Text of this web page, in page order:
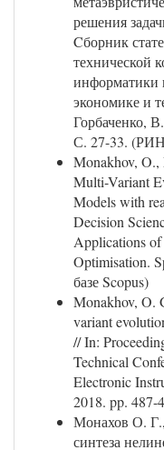
решения
Cборник
технической
информатики
экономике и
Горбаченко,
С. 27-33.
Monakhov,
Multi-Variant
Models with
Decision
Applications
Optimisation.
базе Scopus)
Monakhov, O.
variant
// In:
Technical
Electronic
2018. pp. 487-
Монахов О.
синтеза